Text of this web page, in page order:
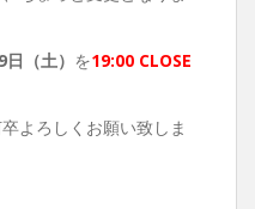
日（土） を19:00 CLOSE
よろしくお願い致しま